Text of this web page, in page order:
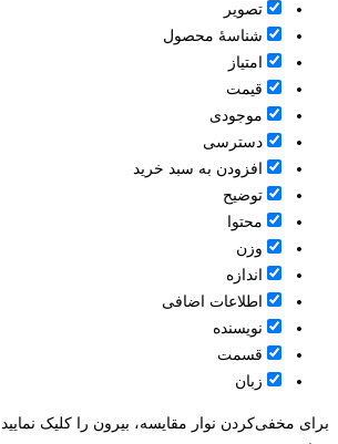
تصویر
شناسۀ محصول
امتیاز
قيمت
موجودی
دسترسی
افزودن به سبد خرید
توضیح
محتوا
وزن
اندازه
اطلاعات اضافی
نویسنده
قسمت
زبان
برای مخفی‌کردن نوار مقایسه، بیرون را کلیک نمایید